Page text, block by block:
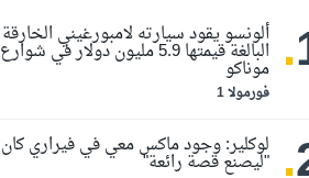
. فورمولا 1
ألونسو يقود سيارته لامبورغيني الخارقة
البالغة قيمتها 5.9 مليون دولار في شوارع
موناكو
لوكلير: وجود ماكس معي في فيراري كان
"ليصنع قصة رائعة"